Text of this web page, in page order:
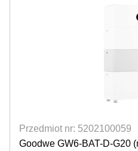
Przedmiot nr: 5202100059
Goodwe GW6-BAT-D-G20